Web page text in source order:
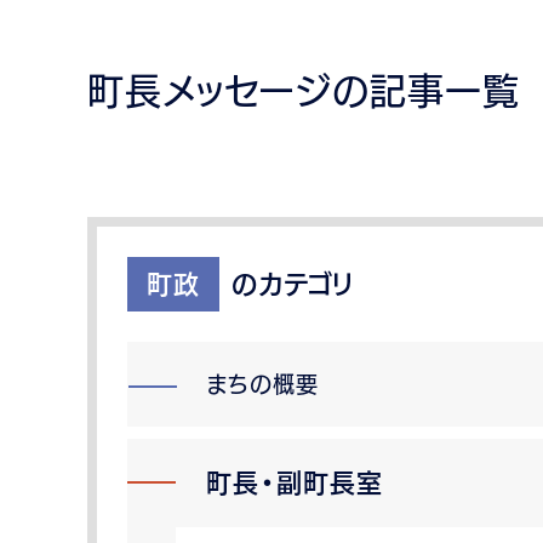
町長メッセージの記事一覧
町政 のカテゴリ
まちの概要
町長・副町長室